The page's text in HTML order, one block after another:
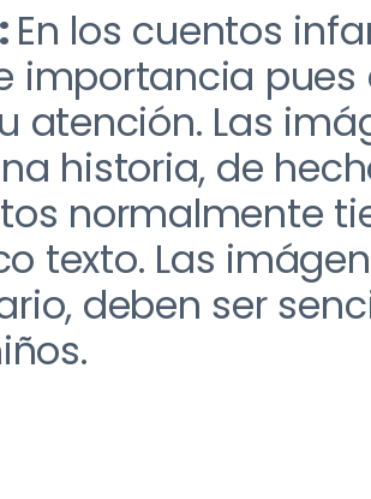
En los cuentos
importancia pues
atención. Las
historia, de
normalmente
texto. Las
, deben ser